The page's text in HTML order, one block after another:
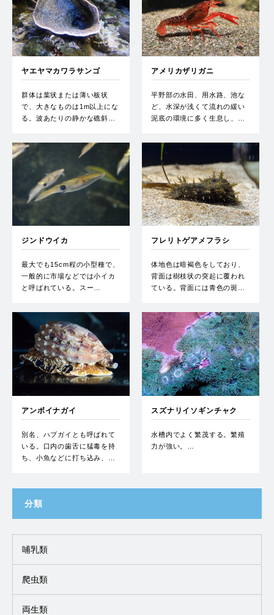
ヤエヤマカワラサンゴ
群体は葉状または薄い板状
で、大きなものは1m以上にな
る。波あたりの静かな礁斜…
アメリカザリガニ
平野部の水田、用水路、池な
ど、水深が浅くて流れの緩い
泥底の環境に多く生息し、…
ジンドウイカ
最大でも15cm程の小型種で、
一般的に市場などでは小イカ
と呼ばれている。スー…
フレリトゲアメフラシ
体地色は暗褐色をしており、
背面は樹枝状の突起に覆われ
ている。背面には青色の斑…
アンボイナガイ
別名、ハブガイとも呼ばれて
いる。口内の歯舌に猛毒を持
ち、小魚などに打ち込み、…
スズナリイソギンチャク
水槽内でよく繁茂する。繁殖
力が強い。…
分類
哺乳類
爬虫類
両生類